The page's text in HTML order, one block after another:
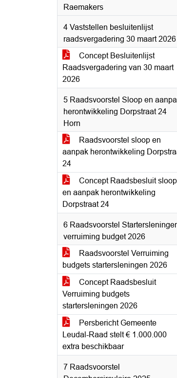
Raemakers
4 Vaststellen besluitenlijst
raadsvergadering 30 maart 2026
Concept Besluitenlijst
Raadsvergadering van 30 maart
2026
5 Raadsvoorstel Sloop en
herontwikkeling Dorpstraat 24
Horn
Raadsvoorstel sloop en
aanpak herontwikkeling
24
Concept Raadsbesluit sloop
en aanpak herontwikkeling
Dorpstraat 24
6 Raadsvoorstel
verruiming budget 2026
Raadsvoorstel Verruiming
budgets startersleningen 2026
Concept Raadsbesluit
Verruiming budgets
startersleningen 2026
Persbericht Gemeente
Leudal-Raad stelt € 1.000.000
extra beschikbaar
7 Raadsvoorstel